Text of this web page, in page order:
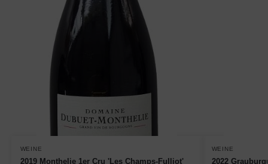
WEINE
2019 Monthelie 1er Cru 'Les Champs-Fulliot'
WEINE
2022